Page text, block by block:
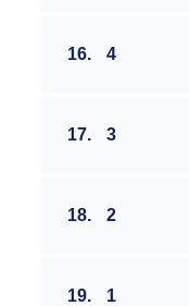
16. 4
17. 3
18. 2
19. 1